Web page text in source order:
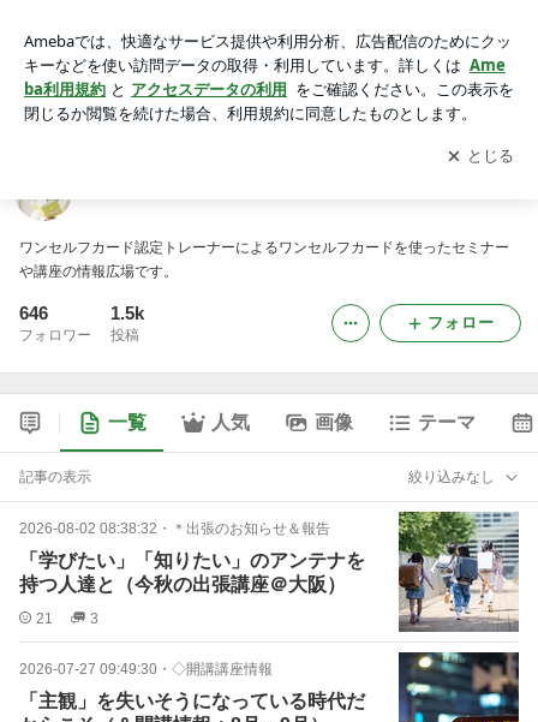
アプリをダウンロードして ブログの更新通知
を受け取りまし
ょう。
開く
ワンセルフカード認定トレーナーによるワンセルフカードを使ったセミナー
や講座の情報広場です。
646
フォロワー
1.5k
投稿
フォロー
一覧 人気 画像 テーマ
記事の表示 絞り込みなし
2026-08-02 08:38:32 ・ ＊出張のお知らせ＆報告
「学びたい」「知りたい」のアンテナを
持つ人達と（今秋の出張講座＠大阪）
21 3
2026-07-27 09:49:30 ・ ◇開講講座情報
「主観」を失いそうになっている時代だ